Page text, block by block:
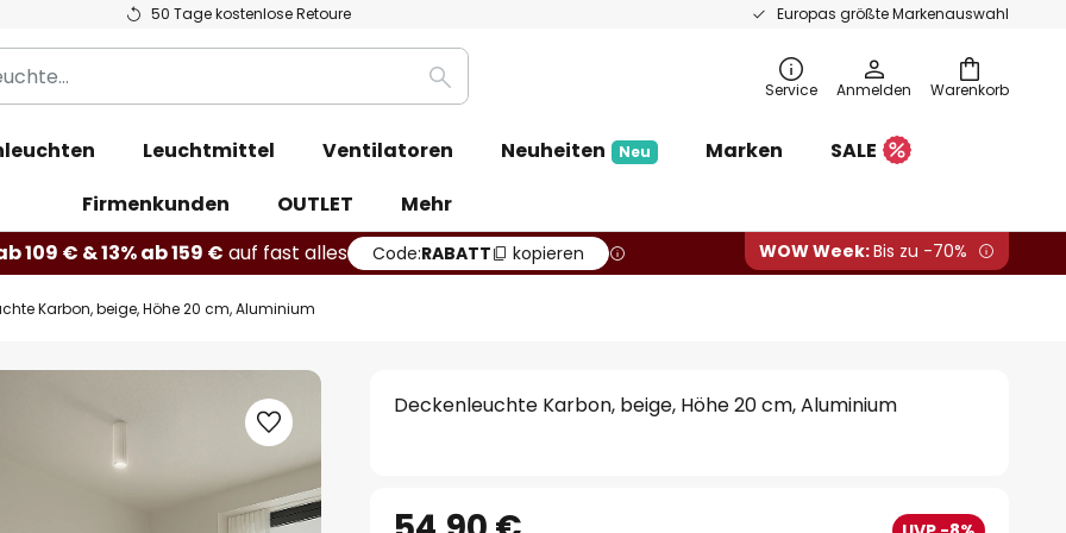
50 Tage kostenlose Retoure Europas größte Markenauswahl
Warenkorb
Suche Service Anmelden
Leuchtmittel Ventilatoren Neuheiten Neu Marken
SALE
Firmenkunden
OUTLET
Mehr
109 € & 13% ab 159 € auf fast alles Code:RABATT kopieren WOW Week:Bis zu -70%
Karbon, beige, Höhe 20 cm, Aluminium
Deckenleuchte Karbon, beige, Höhe 20 cm, Aluminium